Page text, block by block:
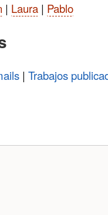
| Laura | Pablo
|Trabajos